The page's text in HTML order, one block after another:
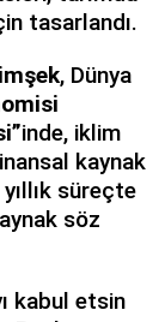
tasarlandı.
, Dünya
inde, iklim
kaynak
süreçte
söz
kabul etsin